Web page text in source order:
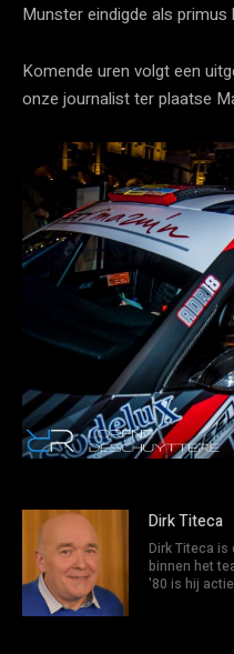
Munster eindigde als primus
Komende uren volgt een
onze journalist ter plaatse
Dirk Titeca
Dirk Titeca
binnen het
'80 is hij